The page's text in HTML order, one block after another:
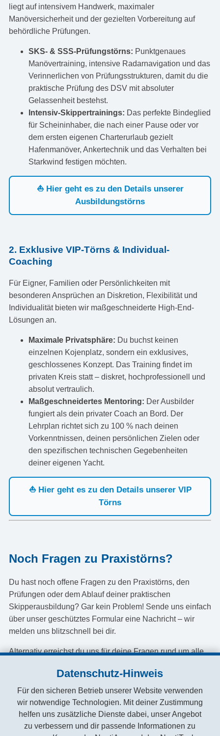
Datenschutz-Hinweis
Für den sicheren Betrieb unserer Website verwenden
wir notwendige Technologien. Mit deiner Zustimmung
helfen uns zusätzliche Dienste dabei, unser Angebot
zu verbessern und dir passende Informationen zu
liegt auf intensivem Handwerk, maximaler
Manöversicherheit und der gezielten Vorbereitung auf
behördliche Prüfungen.
SKS- & SSS-Prüfungstörns: Punktgenaues
Manövertraining, intensive Radarnavigation und das
Verinnerlichen von Prüfungsstrukturen, damit du die
praktische Prüfung des DSV mit absoluter
Gelassenheit bestehst.
Intensiv-Skippertrainings: Das perfekte Bindeglied
für Scheininhaber, die nach einer Pause oder vor
dem ersten eigenen Charterurlaub gezielt
Hafenmanöver, Ankertechnik und das Verhalten bei
Starkwind festigen möchten.
⛵ Hier geht es zu den Details unserer
Ausbildungstörns
2. Exklusive VIP-Törns & Individual-
Coaching
Für Eigner, Familien oder Persönlichkeiten mit
besonderen Ansprüchen an Diskretion, Flexibilität und
Individualität bieten wir maßgeschneiderte High-End-
Lösungen an.
Maximale Privatsphäre: Du buchst keinen
einzelnen Kojenplatz, sondern ein exklusives,
geschlossenes Konzept. Das Training findet im
privaten Kreis statt – diskret, hochprofessionell und
absolut vertraulich.
Maßgeschneidertes Mentoring: Der Ausbilder
fungiert als dein privater Coach an Bord. Der
Lehrplan richtet sich zu 100 % nach deinen
Vorkenntnissen, deinen persönlichen Zielen oder
den spezifischen technischen Gegebenheiten
deiner eigenen Yacht.
⛵ Hier geht es zu den Details unserer VIP
Törns
Noch Fragen zu Praxistörns?
Du hast noch offene Fragen zu den Praxistörns, den
Prüfungen oder dem Ablauf deiner praktischen
Skipperausbildung? Gar kein Problem! Sende uns einfach
über unser geschütztes Formular eine Nachricht – wir
melden uns blitzschnell bei dir.
Alternativ erreichst du uns für deine Fragen rund um alle
Geschützte Kontaktaufnahme versenden